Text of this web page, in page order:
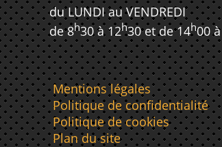
du LUNDI au VENDREDI
de 8h30 à 12h30 et de 14h00
Mentions légales
Politique de confidentialité
Politique de cookies
Plan du site